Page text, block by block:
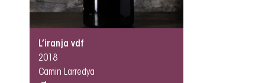
L’iranja vdf
2018
Camin Larredya